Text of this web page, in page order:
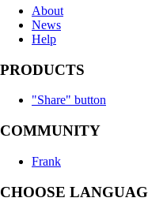
About
News
Help
PRODUCTS
"Share" button
COMMUNITY
Frank
CHOOSE